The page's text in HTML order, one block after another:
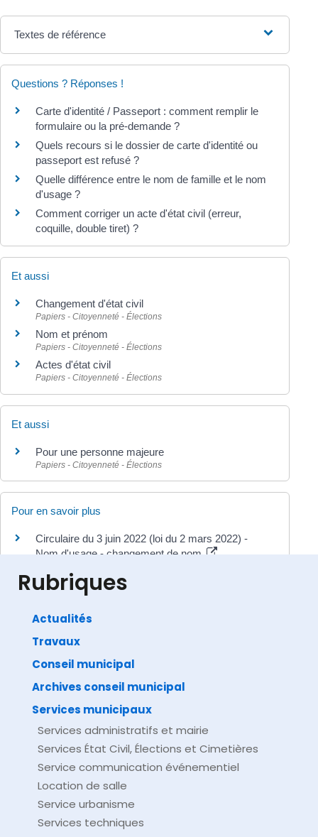
Textes de référence
Questions ? Réponses !
Carte d'identité / Passeport : comment remplir le
formulaire ou la pré-demande ?
Quels recours si le dossier de carte d'identité ou
passeport est refusé ?
Quelle différence entre le nom de famille et le nom
d'usage ?
Comment corriger un acte d'état civil (erreur,
coquille, double tiret) ?
Et aussi
Changement d'état civil
Papiers - Citoyenneté - Élections
Nom et prénom
Papiers - Citoyenneté - Élections
Actes d'état civil
Papiers - Citoyenneté - Élections
Et aussi
Pour une personne majeure
Papiers - Citoyenneté - Élections
Pour en savoir plus
Circulaire du 3 juin 2022 (loi du 2 mars 2022) -
Nom d'usage - changement de nom
Direction de l'information légale et administrative
Rubriques
Actualités
Travaux
Conseil municipal
Archives conseil municipal
Services municipaux
Services administratifs et mairie
Services État Civil, Élections et Cimetières
Service communication événementiel
Location de salle
Service urbanisme
Services techniques